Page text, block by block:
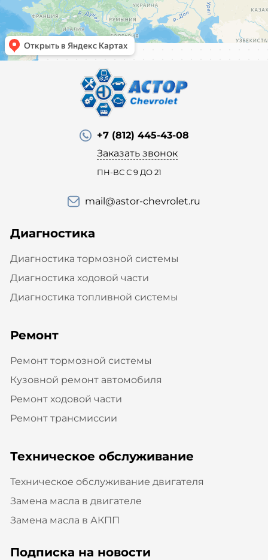
+7 (812) 445-43-08
Заказать звонок
ПН-ВС С 9 ДО 21
mail@astor-chevrolet.ru
Диагностика
Диагностика тормозной системы
Диагностика ходовой части
Диагностика топливной системы
Ремонт
Ремонт тормозной системы
Кузовной ремонт автомобиля
Ремонт ходовой части
Ремонт трансмиссии
Техническое обслуживание
Техническое обслуживание двигателя
Замена масла в двигателе
Замена масла в АКПП
Подписка на новости